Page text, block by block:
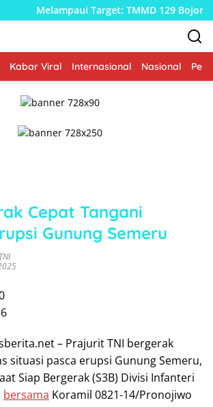
Target: TMMD 129 Bojonegoro dan
Kabar Viral Internasional Nasional
Cepat Tangani
Gunung Semeru
– Prajurit TNI bergerak
situasi pasca erupsi Gunung Semeru,
Siap Bergerak (S3B) Divisi Infanteri
bersama Koramil 0821-14/Pronojiwo